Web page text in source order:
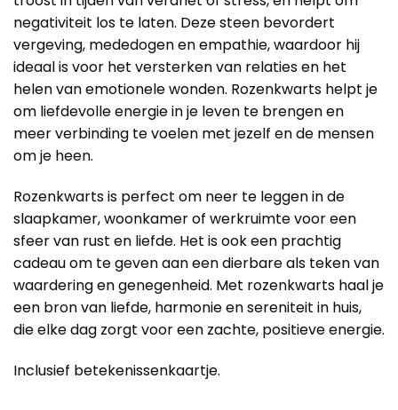
negativiteit los te laten. Deze steen bevordert
vergeving, mededogen en empathie, waardoor hij
ideaal is voor het versterken van relaties en het
helen van emotionele wonden. Rozenkwarts helpt je
om liefdevolle energie in je leven te brengen en
meer verbinding te voelen met jezelf en de mensen
om je heen.
Rozenkwarts is perfect om neer te leggen in de
slaapkamer, woonkamer of werkruimte voor een
sfeer van rust en liefde. Het is ook een prachtig
cadeau om te geven aan een dierbare als teken van
waardering en genegenheid. Met rozenkwarts haal je
een bron van liefde, harmonie en sereniteit in huis,
die elke dag zorgt voor een zachte, positieve energie.
Inclusief betekenissenkaartje.